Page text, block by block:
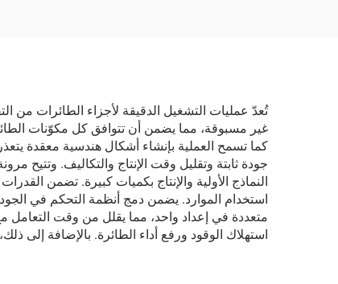
تُعدّ عمليات التشغيل الدقيقة لأجزاء الطائرات من
غير مسبوقة، مما يضمن أن تتوافق كل مكوّنات
كما تسمح العملية بإنشاء أشكال هندسية معقدة
جودة ثابتة وتقليل وقت الإنتاج والتكاليف. وتتيح
النماذج الأولية والإنتاج بكميات كبيرة. تضمن
استخدام الموارد. يضمن دمج أنظمة التحكم في الجودة
متعددة في إعداد واحد، مما يقلل من وقت
استهلاك الوقود ورفع أداء الطائرة. بالإضافة إلى